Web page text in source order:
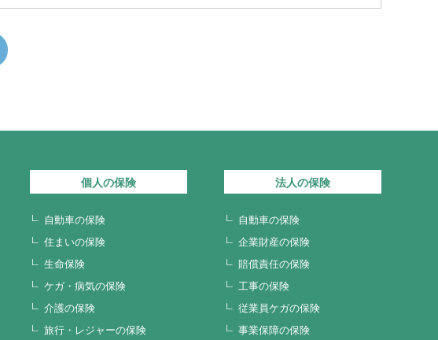
個人の保険
自動車の保険
住まいの保険
生命保険
ケガ・病気の保険
介護の保険
旅行・レジャーの保険
法人の保険
自動車の保険
企業財産の保険
賠償責任の保険
工事の保険
従業員ケガの保険
事業保障の保険